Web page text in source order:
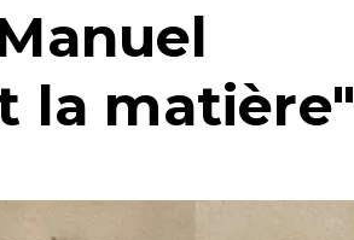
la matière"